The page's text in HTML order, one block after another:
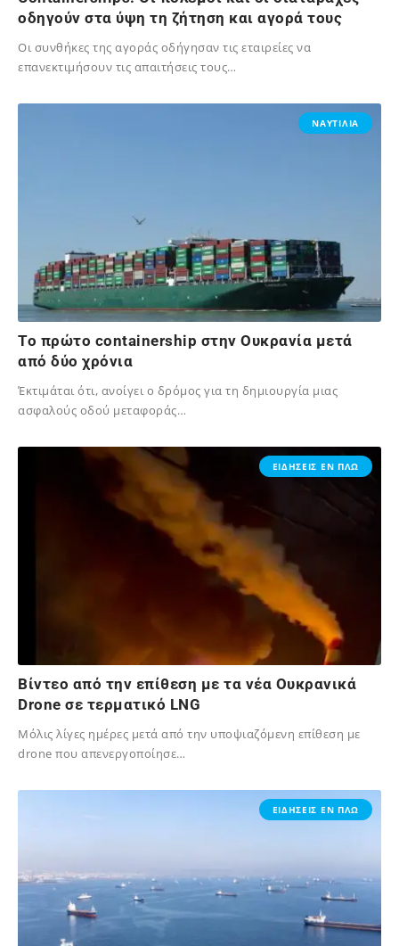
οδηγούν στα ύψη τη ζήτηση και αγορά τους
Οι συνθήκες της αγοράς οδήγησαν τις εταιρείες να
επανεκτιμήσουν τις απαιτήσεις τους…
ΝΑΥΤΙΛΙΑ
Το πρώτο containership στην Ουκρανία μετά
από δύο χρόνια
Έκτιμάται ότι, ανοίγει ο δρόμος για τη δημιουργία μιας
ασφαλούς οδού μεταφοράς…
ΕΙΔΗΣΕΙΣ ΕΝ ΠΛΩ
Βίντεο από την επίθεση με τα νέα Ουκρανικά
Drone σε τερματικό LNG
Μόλις λίγες ημέρες μετά από την υποψιαζόμενη επίθεση με
drone που απενεργοποίησε…
ΕΙΔΗΣΕΙΣ ΕΝ ΠΛΩ